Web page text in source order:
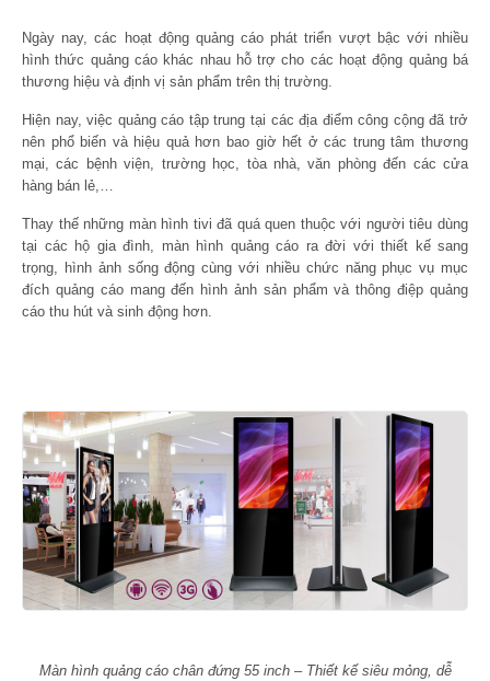
Ngày nay, các hoạt động quảng cáo phát triển vượt bậc với nhiều
hình thức quảng cáo khác nhau hỗ trợ cho các hoạt động quảng bá
thương hiệu và định vị sản phẩm trên thị trường.
Hiện nay, việc quảng cáo tập trung tại các địa điểm công cộng đã trở
nên phổ biến và hiệu quả hơn bao giờ hết ở các trung tâm thương
mại, các bệnh viện, trường học, tòa nhà, văn phòng đến các cửa
hàng bán lẻ,…
Thay thế những màn hình tivi đã quá quen thuộc với người tiêu dùng
tại các hộ gia đình, màn hình quảng cáo ra đời với thiết kế sang
trọng, hình ảnh sống động cùng với nhiều chức năng phục vụ mục
đích quảng cáo mang đến hình ảnh sản phẩm và thông điệp quảng
cáo thu hút và sinh động hơn.
Màn hình quảng cáo chân đứng 55 inch – Thiết kế siêu mỏng, dễ